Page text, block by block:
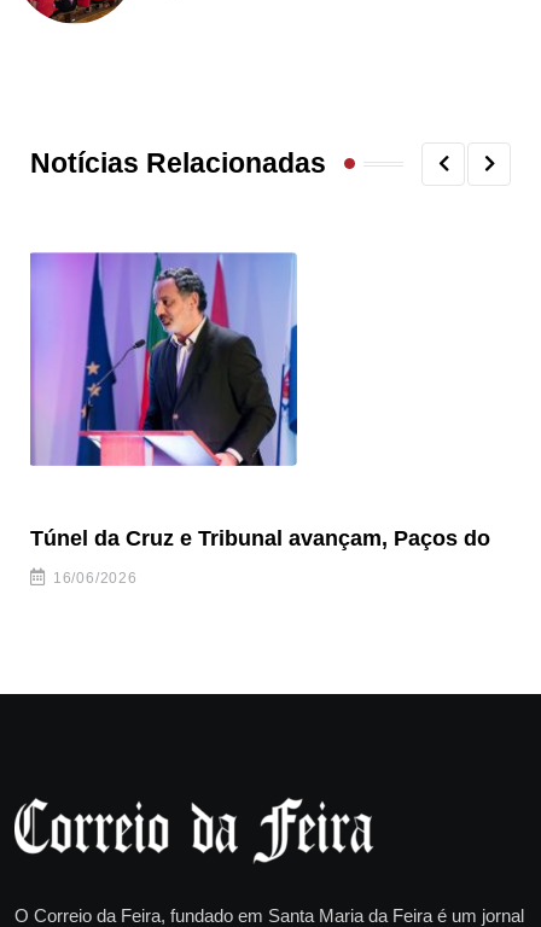
Notícias Relacionadas
Túnel da Cruz e Tribunal avançam, Paços do
16/06/2026
O Correio da Feira, fundado em Santa Maria da Feira é um jornal